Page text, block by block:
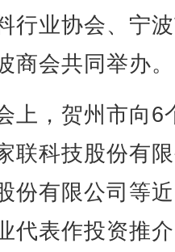
行业协会、宁
商会共同举办。
，贺州市向6
联科技股份有
份有限公司等
代表作投资推